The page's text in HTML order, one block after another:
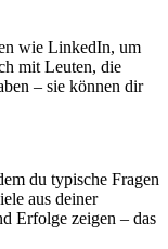
wie LinkedIn, um
mit Leuten, die
– sie können dir
du typische Fragen
aus deiner
Erfolge zeigen – das